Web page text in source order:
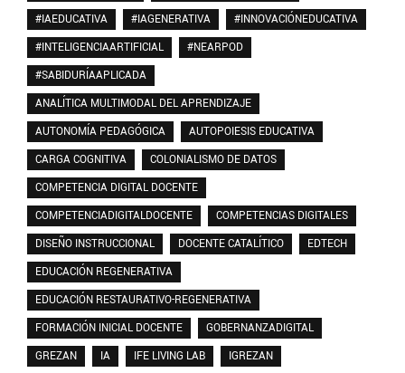
#IAEDUCATIVA
#IAGENERATIVA
#INNOVACIÓNEDUCATIVA
#INTELIGENCIAARTIFICIAL
#NEARPOD
#SABIDURÍAAPLICADA
ANALÍTICA MULTIMODAL DEL APRENDIZAJE
AUTONOMÍA PEDAGÓGICA
AUTOPOIESIS EDUCATIVA
CARGA COGNITIVA
COLONIALISMO DE DATOS
COMPETENCIA DIGITAL DOCENTE
COMPETENCIADIGITALDOCENTE
COMPETENCIAS DIGITALES
DISEÑO INSTRUCCIONAL
DOCENTE CATALÍTICO
EDTECH
EDUCACIÓN REGENERATIVA
EDUCACIÓN RESTAURATIVO-REGENERATIVA
FORMACIÓN INICIAL DOCENTE
GOBERNANZADIGITAL
GREZAN
IA IFE LIVING LAB
IGREZAN